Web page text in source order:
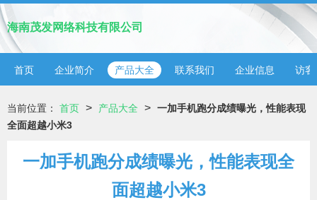
海南茂发网络科技有限公司
首页 企业简介 产品大全 联系我们 企业信息 访客
当前位置： 首页 > 产品大全 > 一加手机跑分成绩曝光，性能表现
全面超越小米3
一加手机跑分成绩曝光，性能表现全
面超越小米3